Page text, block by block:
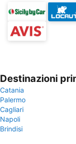
Destinazioni
Catania
Palermo
Cagliari
Napoli
Brindisi